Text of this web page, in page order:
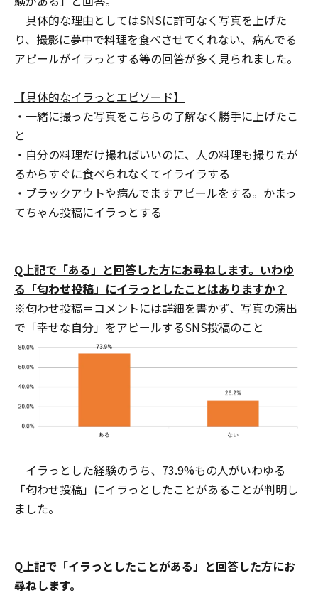
具体的な理由としてはSNSに許可なく写真を上げた
り、撮影に夢中で料理を食べさせてくれない、病んでる
アピールがイラっとする等の回答が多く見られました。
【具体的なイラっとエピソード】
・一緒に撮った写真をこちらの了解なく勝手に上げたこ
と
・自分の料理だけ撮ればいいのに、人の料理も撮りたが
るからすぐに食べられなくてイライラする
・ブラックアウトや病んでますアピールをする。かまっ
てちゃん投稿にイラっとする
Q上記で「ある」と回答した方にお尋ねします。いわゆ
る「匂わせ投稿」にイラっとしたことはありますか？
※匂わせ投稿＝コメントには詳細を書かず、写真の演出
で「幸せな自分」をアピールするSNS投稿のこと
イラっとした経験のうち、73.9%もの人がいわゆる
「匂わせ投稿」にイラっとしたことがあることが判明し
ました。
Q上記で「イラっとしたことがある」と回答した方にお
尋ねします。